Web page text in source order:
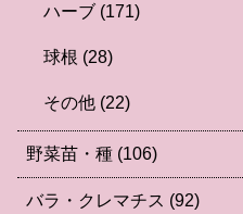
ハーブ (171)
球根 (28)
その他 (22)
野菜苗・種 (106)
バラ・クレマチス (92)